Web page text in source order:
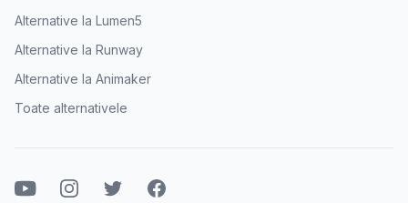
Alternative la Lumen5
Alternative la Runway
Alternative la Animaker
Toate alternativele
YoutubeInstagramTwitterFacebook